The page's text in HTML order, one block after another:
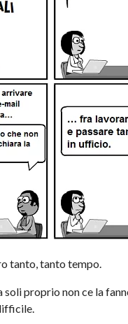
tanto, tanto tempo.
proprio non ce la